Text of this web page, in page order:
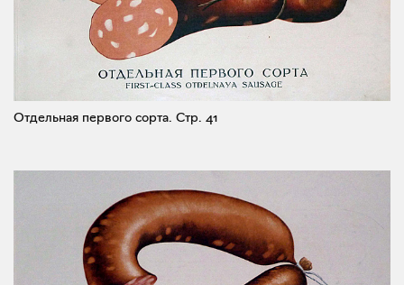
Отдельная первого сорта. Стр. 41